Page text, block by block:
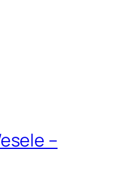
–